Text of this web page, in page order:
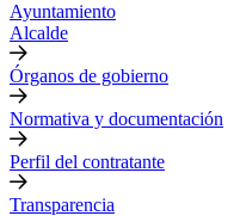
Ayuntamiento
Alcalde
Órganos de gobierno
Normativa y documentación
Perfil del contratante
Transparencia